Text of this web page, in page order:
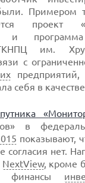
Примером
проект «
и программа
ГКНПЦ им.
с
предприятий,
себя в
«
в
показывают,
согласия нет.
NextView, кроме
финансы